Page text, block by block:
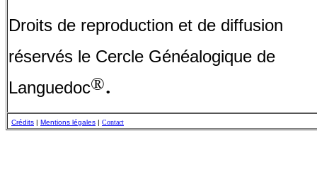
Droits de reproduction et de diffusion
réservés le Cercle Généalogique de
Languedoc®.
Crédits Mentions légales Contact